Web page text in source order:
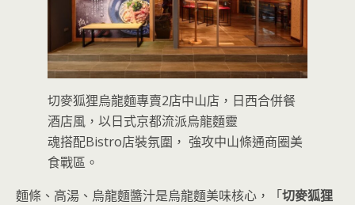
切麥狐狸烏龍麵專賣2店中山店，日西合併餐
酒店風，以日式京都流派烏龍麵靈
魂搭配Bistro店裝氛圍， 強攻中山條通商圈美
食戰區。
麵條、高湯、烏龍麵醬汁是烏龍麵美味核心，「切麥狐狸